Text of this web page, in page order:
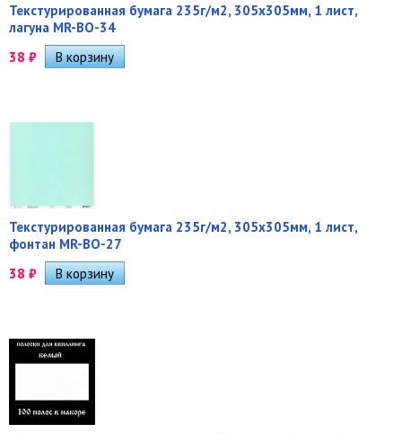
Текстурированная бумага 235г/м2, 305х305мм, 1 лист,
лагуна MR-BO-34
38 ₽
Текстурированная бумага 235г/м2, 305х305мм, 1 лист,
фонтан MR-BO-27
38 ₽